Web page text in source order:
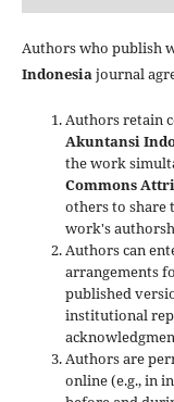
Authors who publish
Indonesiajournal
Authors retain
Akuntansi
the work
Commons
others to share
work's
Authors can
arrangements
published
institutional
Authors are
online (e.g., in